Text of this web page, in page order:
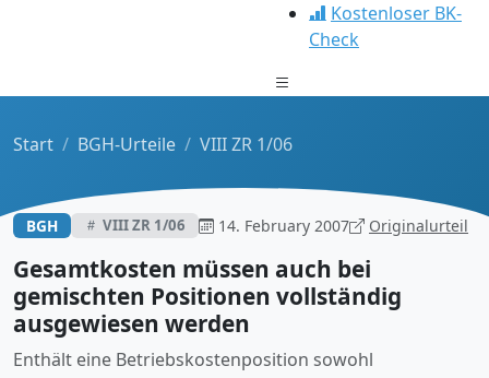
Kostenloser BK-
Check
Start BGH-Urteile VIII ZR 1/06
BGH VIII ZR 1/06 14. February 2007 Originalurteil
Gesamtkosten müssen auch bei
gemischten Positionen vollständig
ausgewiesen werden
Enthält eine Betriebskostenposition sowohl